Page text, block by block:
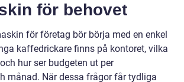
för behovet
för företag bör börja med en enkel
kaffedrickare finns på kontoret, vilka
hur ser budgeten ut per
månad. När dessa frågor får tydliga